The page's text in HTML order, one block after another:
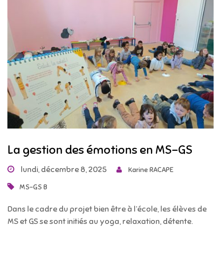
La gestion des émotions en MS-GS
lundi, décembre 8, 2025 Karine RACAPE
MS-GS B
Dans le cadre du projet bien être à l’école, les élèves de
MS et GS se sont initiés au yoga, relaxation, détente.